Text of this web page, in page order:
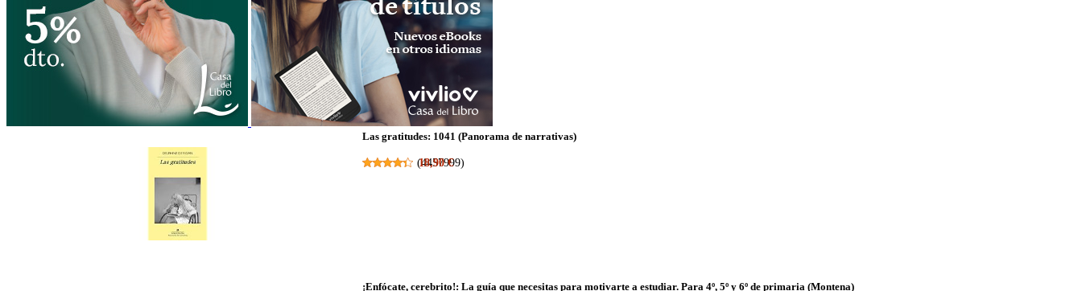
Las gratitudes: 1041 (Panorama de narrativas)
(4457999)
18,90 €
¡Enfócate, cerebrito!: La guía que necesitas para motivarte a estudiar. Para 4º, 5º y 6º de primaria (Montena)